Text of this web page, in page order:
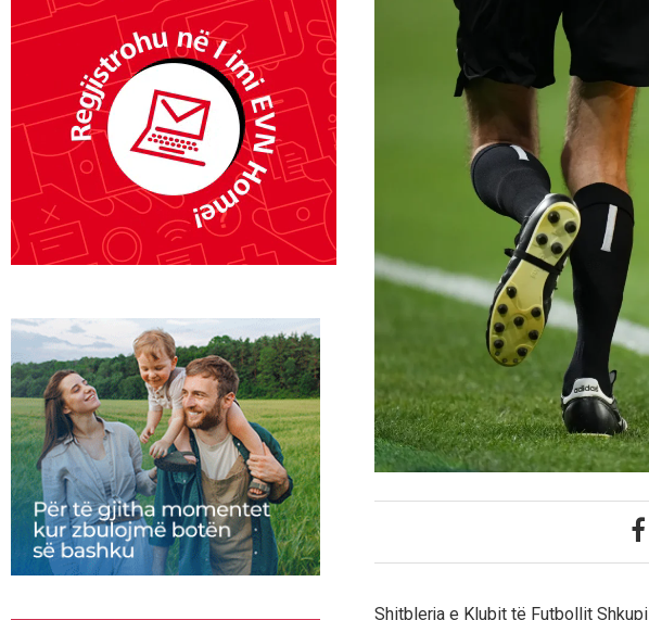
Shitblerja e Klubit të Futbollit